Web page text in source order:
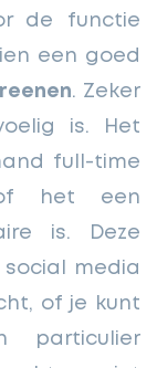
de functie
een goed
. Zeker
is. Het
full-time
het een
is. Deze
media
of je kunt
particulier